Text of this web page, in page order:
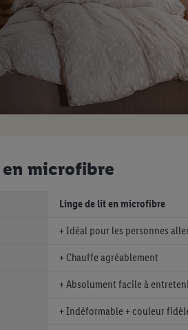
microfibre
Linge de lit en microfibre
+ Idéal pour les personnes
+ Chauffe agréablement
+ Absolument facile à
+ Indéformable + couleur